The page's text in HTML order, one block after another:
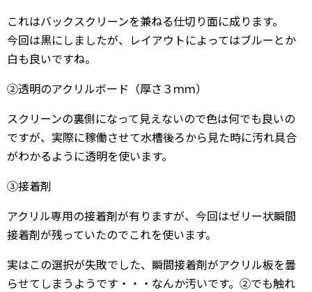
これはバックスクリーンを兼ねる仕切り面に成ります。
今回は黒にしましたが、レイアウトによってはブルーとか
白も良いですね。
②透明のアクリルボード（厚さ３ｍｍ）
スクリーンの裏側になって見えないので色は何でも良いの
ですが、実際に稼働させて水槽後ろから見た時に汚れ具合
がわかるように透明を使います。
③接着剤
アクリル専用の接着剤が有りますが、今回はゼリー状瞬間
接着剤が残っていたのでこれを使います。
実はこの選択が失敗でした、瞬間接着剤がアクリル板を曇
らせてしまうようです・・・なんか汚いです。②でも触れ